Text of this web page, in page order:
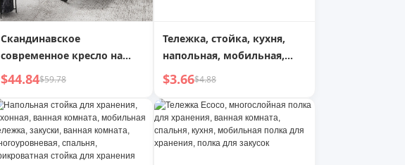
Скандинавское
современное кресло на
железном каркасе,
мебельное, со съемными
подушками для столовой,
гостиной, спальни, улицы
$44.84$59.78
Тележка, стойка, кухня,
напольная, мобильная,
ванная, прикроватная,
хранение книг, полка
$3.66$4.88